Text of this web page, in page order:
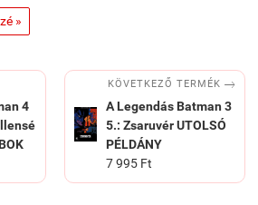
»
4
KÖVETKEZŐ TERMÉK 
A Legendás Batman 3
5.: Zsaruvér UTOLSÓ
PÉLDÁNY
7 995 Ft